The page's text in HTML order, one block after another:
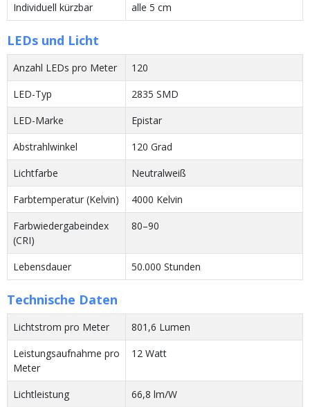
Individuell kürzbar
alle 5 cm
LEDs und Licht
Anzahl LEDs pro Meter
120
LED-Typ
2835 SMD
LED-Marke
Epistar
Abstrahlwinkel
120 Grad
Lichtfarbe
Neutralweiß
Farbtemperatur (Kelvin)
4000 Kelvin
Farbwiedergabeindex
(CRI)
80–90
Lebensdauer 50.000 Stunden
Technische Daten
Lichtstrom pro Meter
801,6 Lumen
Leistungsaufnahme pro
Meter
12 Watt
Lichtleistung
66,8 lm/W